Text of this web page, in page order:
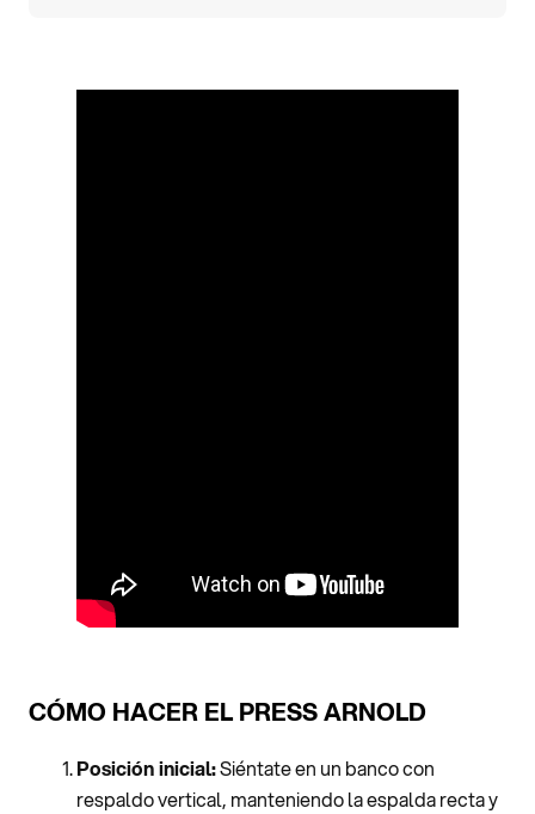
CÓMO HACER EL PRESS ARNOLD
Posición inicial:Siéntate en un banco con
respaldo vertical, manteniendo la espalda recta y